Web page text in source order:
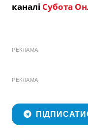
каналі Субота
РЕКЛАМА
РЕКЛАМА